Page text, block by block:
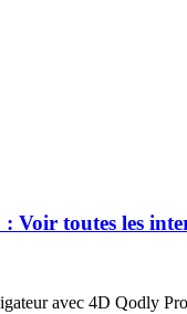
Voir toutes les
avec 4D Qodly